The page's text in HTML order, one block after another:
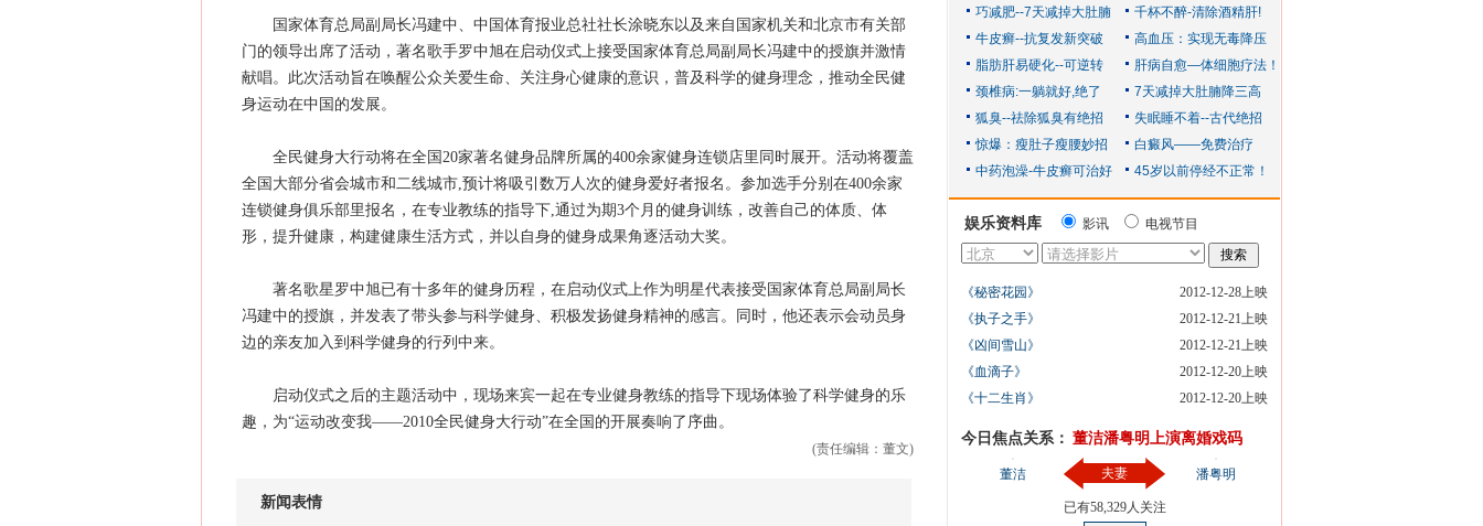
国家体育总局副局长冯建中、中国体育报业总社社长涂晓东以及来自国家机关和北京市有关部
门的领导出席了活动，著名歌手罗中旭在启动仪式上接受国家体育总局副局长冯建中的授旗并激情
献唱。此次活动旨在唤醒公众关爱生命、关注身心健康的意识，普及科学的健身理念，推动全民健
身运动在中国的发展。
全民健身大行动将在全国20家著名健身品牌所属的400余家健身连锁店里同时展开。活动将覆盖
全国大部分省会城市和二线城市,预计将吸引数万人次的健身爱好者报名。参加选手分别在400余家
连锁健身俱乐部里报名，在专业教练的指导下,通过为期3个月的健身训练，改善自己的体质、体
形，提升健康，构建健康生活方式，并以自身的健身成果角逐活动大奖。
著名歌星罗中旭已有十多年的健身历程，在启动仪式上作为明星代表接受国家体育总局副局长
冯建中的授旗，并发表了带头参与科学健身、积极发扬健身精神的感言。同时，他还表示会动员身
边的亲友加入到科学健身的行列中来。
启动仪式之后的主题活动中，现场来宾一起在专业健身教练的指导下现场体验了科学健身的乐
趣，为“运动改变我——2010全民健身大行动”在全国的开展奏响了序曲。
(责任编辑：董文)
新闻表情
娱乐资料库 影讯 电视节目
《秘密花园》
2012-12-28上映
《执子之手》
2012-12-21上映
《凶间雪山》
2012-12-21上映
《血滴子》
2012-12-20上映
《十二生肖》
2012-12-20上映
今日焦点关系： 董洁潘粤明上演离婚戏码
董洁 夫妻
已有58,329人关注
潘粤明